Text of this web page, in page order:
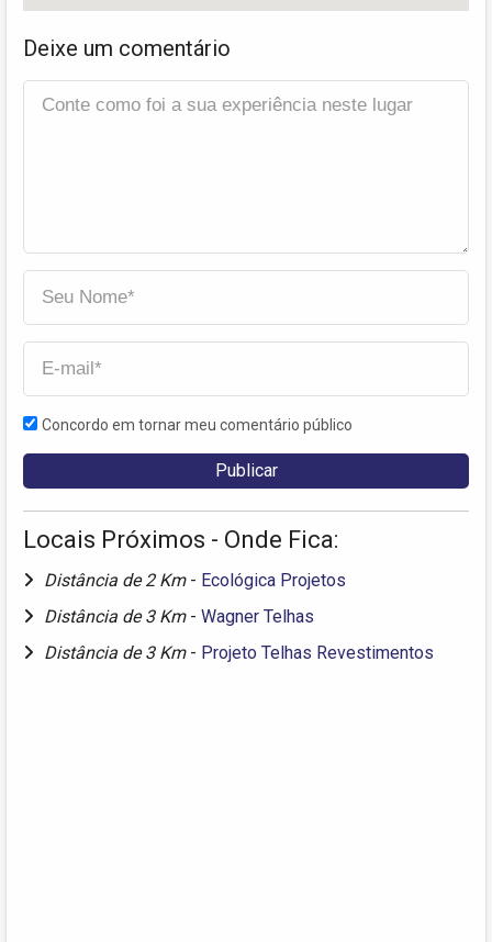
Deixe um comentário
Concordo em tornar meu comentário público
Locais Próximos - Onde Fica:
Distância de 2 Km - Ecológica Projetos
Distância de 3 Km - Wagner Telhas
Distância de 3 Km - Projeto Telhas Revestimentos